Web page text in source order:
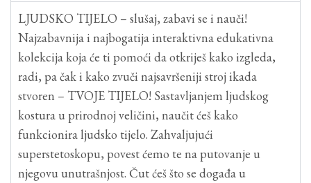
LJUDSKO TIJELO – slušaj, zabavi se i nauči!
Najzabavnija i najbogatija interaktivna edukativna
kolekcija koja će ti pomoći da otkriješ kako izgleda,
radi, pa čak i kako zvuči najsavršeniji stroj ikada
stvoren – TVOJE TIJELO! Sastavljanjem ljudskog
kostura u prirodnoj veličini, naučit ćeš kako
funkcionira ljudsko tijelo. Zahvaljujući
superstetoskopu, povest ćemo te na putovanje u
njegovu unutrašnjost. Čut ćeš što se događa u